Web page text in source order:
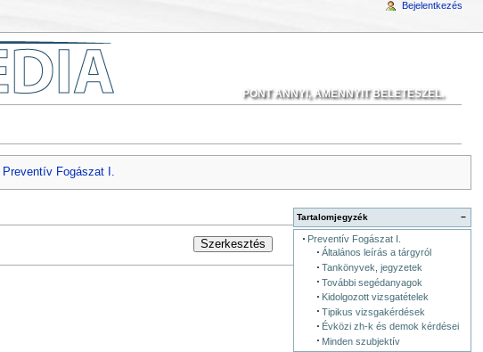
PONT ANNYI, AMENNYIT BELETESZEL.
Preventív Fogászat I.
−
Tartalomjegyzék
Preventív Fogászat I.
Általános leírás a tárgyról
Tankönyvek, jegyzetek
További segédanyagok
Kidolgozott vizsgatételek
Tipikus vizsgakérdések
Évközi zh-k és demok kérdései
Minden szubjektív
Szerkesztés
Bejelentkezés